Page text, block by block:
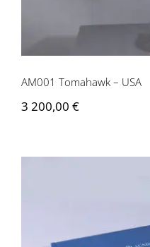
AM001 Tomahawk – USA
3 200,00 €